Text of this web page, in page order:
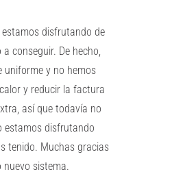
disfrutando de
conseguir. De hecho,
y no hemos
y reducir la factura
así que todavía no
estamos disfrutando
tenido. Muchas gracias
sistema.